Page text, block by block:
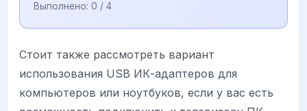
Выполнено: 0 / 4
Стоит также рассмотреть вариант
использования USB ИК-адаптеров для
компьютеров или ноутбуков, если у вас есть